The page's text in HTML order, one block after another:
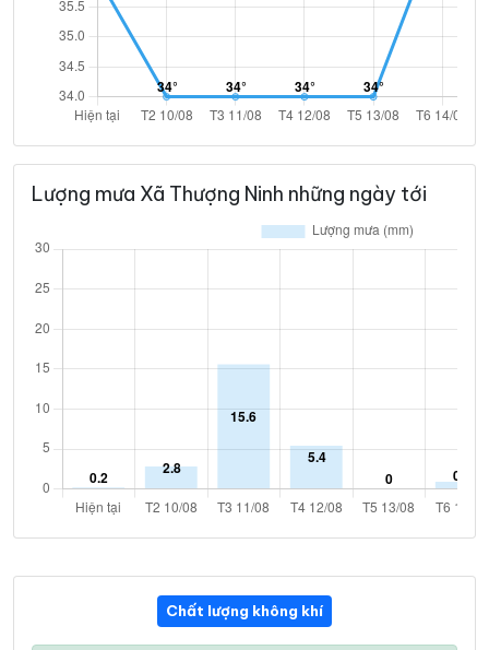
Lượng mưa Xã Thượng Ninh những ngày tới
Chất lượng không khí